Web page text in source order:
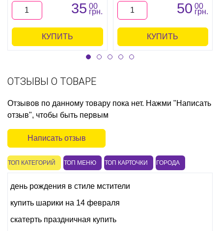
35 00
грн.
КУПИТЬ
50 00
грн.
КУПИТЬ
ОТЗЫВЫ О ТОВАРЕ
Отзывов по данному товару пока нет. Нажми "Написать
отзыв", чтобы быть первым
Написать отзыв
ТОП КАТЕГОРИЙ ТОП МЕНЮ ТОП КАРТОЧКИ ГОРОДА
день рождения в стиле мстители
купить шарики на 14 февраля
скатерть праздничная купить